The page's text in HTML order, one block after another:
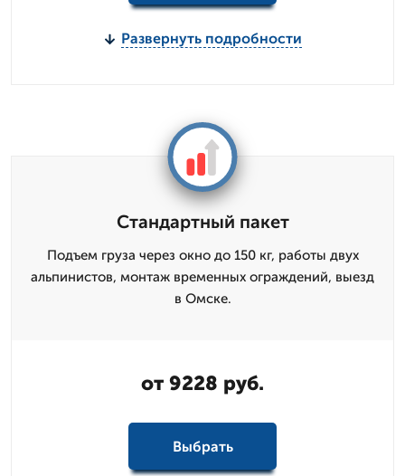
Развернуть подробности
Стандартный пакет
Подъем груза через окно до 150 кг, работы двух
альпинистов, монтаж временных ограждений, выезд
в Омске.
от 9228 руб.
Выбрать